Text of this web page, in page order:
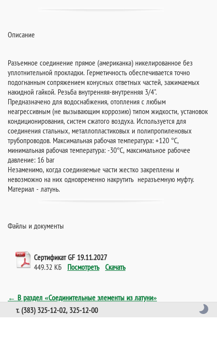
Описание
Разъемное соединение прямое (американка) никелированное без
уплотнительной прокладки. Герметичность обеспечивается точно
подогнанным сопряжением конусных ответных частей, зажимаемых
накидной гайкой. Резьба внутренняя-внутренняя 3/4".
Предназначено для водоснабжения, отопления с любым
неагрессивным (не вызывающим коррозию) типом жидкости, установок
кондиционирования, систем сжатого воздуха. Используется для
соединения стальных, металлопластиковых и полипропиленовых
трубопроводов. Максимальная рабочая температура: +120 °C,
минимальная рабочая температура: -30°C, максимальное рабочее
давление: 16 bar
Незаменимо, когда соединяемые части жестко закреплены и
невозможно на них одновременно накрутить неразъемную муфту.
Материал - латунь.
Файлы и документы
Сертификат GF 19.11.2027
449.32 КБ Посмотреть Скачать
← В раздел «Соединительные элементы из латуни»
т. (383) 325-12-02, 325-12-00